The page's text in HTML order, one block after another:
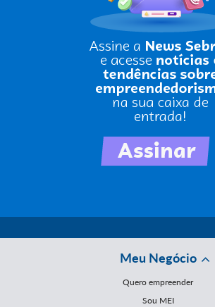
Meu Negócio
Quero empreender
Sou MEI